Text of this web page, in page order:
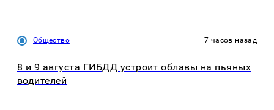
Общество 7 часов назад
8 и 9 августа ГИБДД устроит облавы на пьяных
водителей